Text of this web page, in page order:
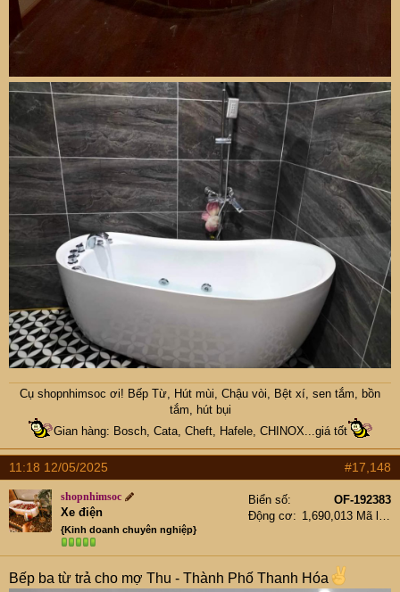
Cụ shopnhimsoc ơi! Bếp Từ, Hút mùi, Chậu vòi, Bệt xí, sen tắm, bồn
tắm, hút bụi
Gian hàng: Bosch, Cata, Cheft, Hafele, CHINOX...giá tốt
11:18 12/05/2025 #17,148
shopnhimsoc
Xe điện
{Kinh doanh chuyên nghiệp}
Biển số
OF-192383
Động cơ
Bếp ba từ trả cho mợ Thu - Thành Phố Thanh Hóa